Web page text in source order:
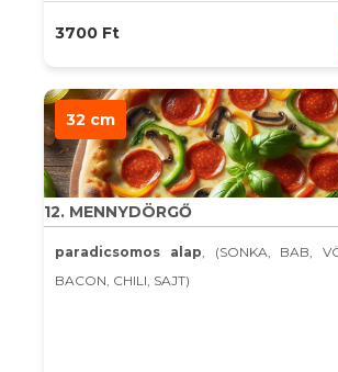
3700 Ft
32 cm
12. MENNYDÖRGŐ
paradicsomos alap, (SONKA, BAB,
BACON, CHILI, SAJT)